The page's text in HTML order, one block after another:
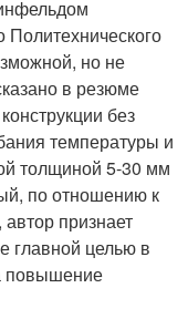
Политехнического
но не
в резюме
без
температуры и
толщиной 5-30 мм
по отношению к
признает
главной целью в
повышение